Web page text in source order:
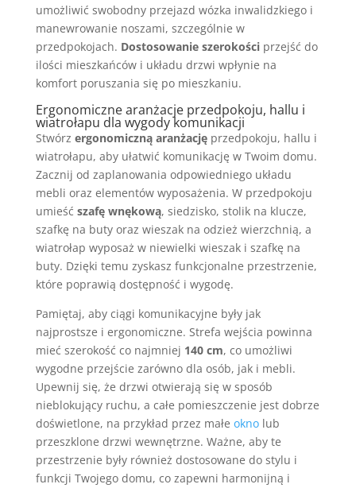
umożliwić swobodny przejazd wózka inwalidzkiego i
manewrowanie noszami, szczególnie w
przedpokojach. Dostosowanie szerokościprzejść do
ilości mieszkańców i układu drzwi wpłynie na
komfort poruszania się po mieszkaniu.
Ergonomiczne aranżacje przedpokoju, hallu i
wiatrołapu dla wygody komunikacji
Stwórz ergonomiczną aranżacjęprzedpokoju, hallu i
wiatrołapu, aby ułatwić komunikację w Twoim domu.
Zacznij od zaplanowania odpowiedniego układu
mebli oraz elementów wyposażenia. W przedpokoju
umieść szafę wnękową, siedzisko, stolik na klucze,
szafkę na buty oraz wieszak na odzież wierzchnią, a
wiatrołap wyposaż w niewielki wieszak i szafkę na
buty. Dzięki temu zyskasz funkcjonalne przestrzenie,
które poprawią dostępność i wygodę.
Pamiętaj, aby ciągi komunikacyjne były jak
najprostsze i ergonomiczne. Strefa wejścia powinna
mieć szerokość co najmniej 140 cm, co umożliwi
wygodne przejście zarówno dla osób, jak i mebli.
Upewnij się, że drzwi otwierają się w sposób
nieblokujący ruchu, a całe pomieszczenie jest dobrze
doświetlone, na przykład przez małe oknolub
przeszklone drzwi wewnętrzne. Ważne, aby te
przestrzenie były również dostosowane do stylu i
funkcji Twojego domu, co zapewni harmonijną i